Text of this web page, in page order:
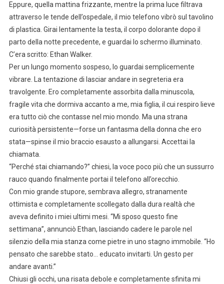
Eppure, quella mattina frizzante, mentre la prima luce filtrava
attraverso le tende dell’ospedale, il mio telefono vibrò sul tavolino
di plastica. Girai lentamente la testa, il corpo dolorante dopo il
parto della notte precedente, e guardai lo schermo illuminato.
C’era scritto: Ethan Walker.
Per un lungo momento sospeso, lo guardai semplicemente
vibrare. La tentazione di lasciar andare in segreteria era
travolgente. Ero completamente assorbita dalla minuscola,
fragile vita che dormiva accanto a me, mia figlia, il cui respiro lieve
era tutto ciò che contasse nel mio mondo. Ma una strana
curiosità persistente—forse un fantasma della donna che ero
stata—spinse il mio braccio esausto a allungarsi. Accettai la
chiamata.
“Perché stai chiamando?” chiesi, la voce poco più che un sussurro
rauco quando finalmente portai il telefono all’orecchio.
Con mio grande stupore, sembrava allegro, stranamente
ottimista e completamente scollegato dalla dura realtà che
aveva definito i miei ultimi mesi. “Mi sposo questo fine
settimana”, annunciò Ethan, lasciando cadere le parole nel
silenzio della mia stanza come pietre in uno stagno immobile. “Ho
pensato che sarebbe stato… educato invitarti. Un gesto per
andare avanti.”
Chiusi gli occhi, una risata debole e completamente sfinita mi